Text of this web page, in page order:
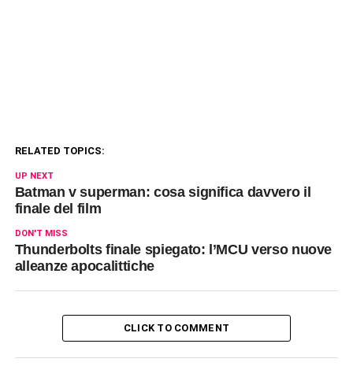
RELATED TOPICS:
UP NEXT
Batman v superman: cosa significa davvero il
finale del film
DON'T MISS
Thunderbolts finale spiegato: l’MCU verso nuove
alleanze apocalittiche
CLICK TO COMMENT